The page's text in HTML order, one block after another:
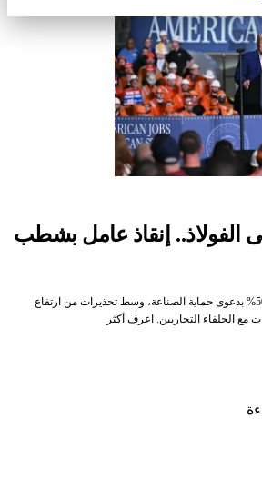
إنقاذ عامل بشطب
ترامب يرفع رسوم الصلب إلى 50% بدعوى حماية الصناعة، وسط تحذيرات من ارتفاع
مع الحلفاء التجاريين. اعرف أكثر